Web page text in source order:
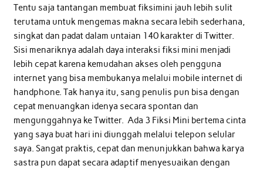
Tentu saja tantangan membuat fiksimini jauh lebih sulit
terutama untuk mengemas makna secara lebih sederhana,
singkat dan padat dalam untaian 140 karakter di Twitter.
Sisi menariknya adalah daya interaksi fiksi mini menjadi
lebih cepat karena kemudahan akses oleh pengguna
internet yang bisa membukanya melalui mobile internet di
handphone. Tak hanya itu, sang penulis pun bisa dengan
cepat menuangkan idenya secara spontan dan
mengunggahnya ke Twitter. Ada 3 Fiksi Mini bertema cinta
yang saya buat hari ini diunggah melalui telepon selular
saya. Sangat praktis, cepat dan menunjukkan bahwa karya
sastra pun dapat secara adaptif menyesuaikan dengan